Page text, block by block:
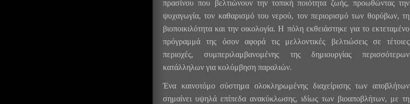
πρασίνου που βελτιώνουν την τοπική ποιότητα ζωής, προωθώντας την
ψυχαγωγία, τον καθαρισμό του νερού, τον περιορισμό των θορύβων, τη
βιοποικιλότητα και την οικολογία. Η πόλη εκθειάστηκε για το εκτεταμένο
πρόγραμμά της όσον αφορά τις μελλοντικές βελτιώσεις σε τέτοιες
περιοχές, συμπεριλαμβανομένης της δημιουργίας περισσότερων
κατάλληλων για κολύμβηση παραλιών.
Ένα καινοτόμο σύστημα ολοκληρωμένης διαχείρισης των αποβλήτων
σημαίνει υψηλά επίπεδα ανακύκλωσης, ιδίως των βιοαποβλήτων, με τη